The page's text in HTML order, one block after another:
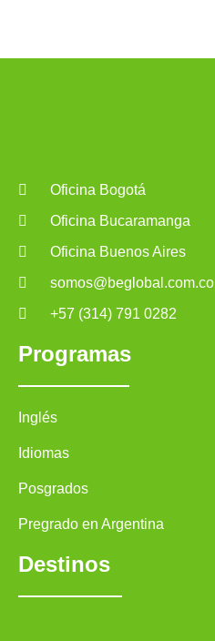
Oficina Bogotá
Oficina Bucaramanga
Oficina Buenos Aires
somos@beglobal.com.co
+57 (314) 791 0282
Programas
Inglés
Idiomas
Posgrados
Pregrado en Argentina
Destinos